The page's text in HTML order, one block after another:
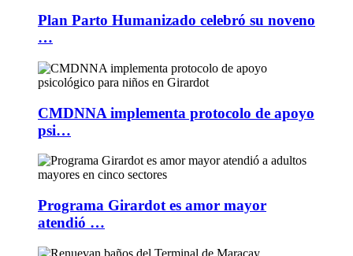
Plan Parto Humanizado celebró su noveno
…
CMDNNA implementa protocolo de apoyo
psi…
Programa Girardot es amor mayor
atendió …